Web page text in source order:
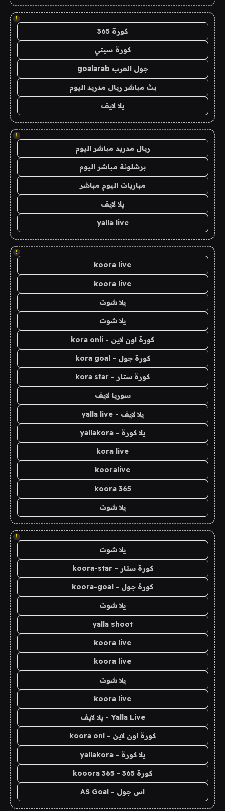
!
كورة 365
كورة سيتي
جول العرب goalarab
بث مباشر ريال مدريد اليوم
يلا لايف
!
ريال مدريد مباشر اليوم
برشلونة مباشر اليوم
مباريات اليوم مباشر
يلا لايف
yalla live
!
koora live
koora live
يلا شوت
يلا شوت
كورة اون لاين - kora onli
كورة جول - kora goal
كورة ستار - kora star
سوريا لايف
يلا لايف - yalla live
يلا كورة - yallakora
kora live
kooralive
koora 365
يلا شوت
!
يلا شوت
كورة ستار - koora-star
كورة جول - koora-goal
يلا شوت
yalla shoot
koora live
koora live
يلا شوت
koora live
Yalla Live - يلا لايف
كورة اون لاين - koora onl
يلا كورة - yallakora
كورة 365 - kooora 365
اس جول - AS Goal